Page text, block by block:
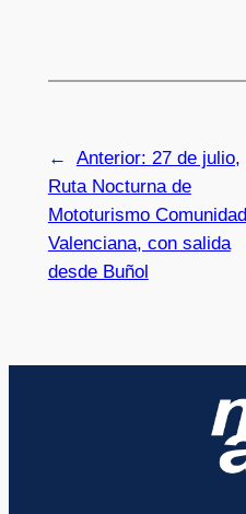
← Anterior: 27 de julio,
Ruta Nocturna de
Mototurismo Comunidad
Valenciana, con salida
desde Buñol